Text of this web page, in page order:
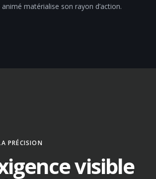
matérialise son rayon d’action.
PRÉCISION
visible